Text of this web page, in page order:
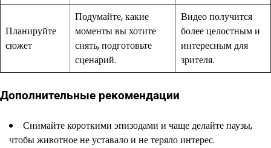
Планируйте
сюжет
Подумайте, какие
моменты вы хотите
снять, подготовьте
сценарий.
Видео получится
более целостным и
интересным для
зрителя.
Дополнительные рекомендации
Снимайте короткими эпизодами и чаще делайте паузы,
чтобы животное не уставало и не теряло интерес.